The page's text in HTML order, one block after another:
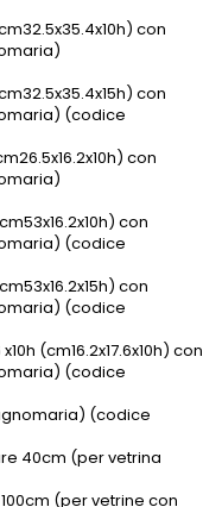
con
con
(codice
con
con
(codice
con
(codice
(cm16.2x17.6x10h) con
(codice
(codice
40cm (per vetrina
(per vetrine con